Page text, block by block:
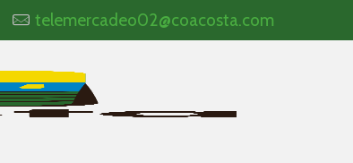
telemercadeo02@coacosta.com